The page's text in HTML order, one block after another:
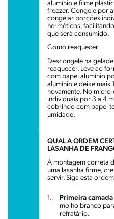
alumínio e filme
freezer. Congele por
congelar porções
herméticos,
que será consumido.
Como reaquecer
Descongele na
reaquecer. Leve ao
com papel alumínio
alumínio e deixe mais
novamente. No
individuais por 3 a 4
cobrindo com papel
umidade.
QUAL A ORDEM
LASANHA DE
A montagem correta
uma lasanha firme,
servir. Siga esta
Primeira
molho branco
refratário.